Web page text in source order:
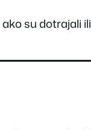
su dotrajali